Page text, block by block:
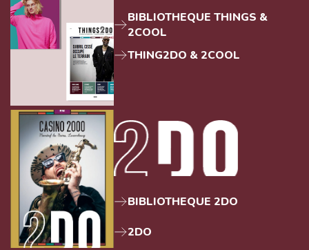
BIBLIOTHEQUE THINGS &
2COOL
THING2DO & 2COOL
BIBLIOTHEQUE 2DO
2DO